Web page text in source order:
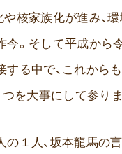
や核家族化が進み、
。そして平成から令
る中で、これからも
つを大事にして参りま
の１人、坂本龍馬の